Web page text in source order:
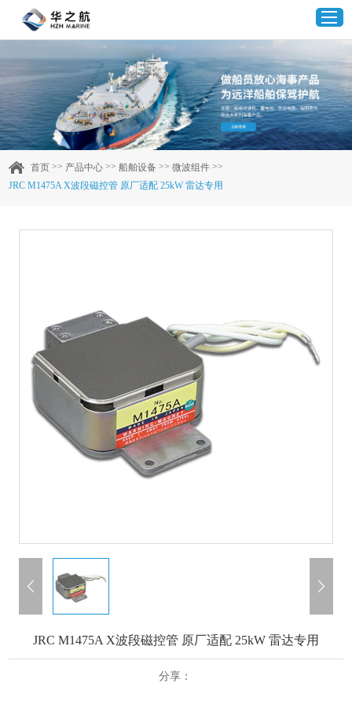
首页
产品中心
企业实力
客户案例
联系我们
首页 >> 产品中心 >>船舶设备 >>微波组件 >>
JRC M1475A X波段磁控管 原厂适配 25kW 雷达专用
JRC M1475A X波段磁控管 原厂适配 25kW 雷达专用
分享：